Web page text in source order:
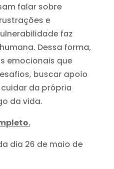
falar sobre
e
faz
Dessa forma,
emocionais que
buscar apoio
da própria
da vida.
dia 26 de maio de